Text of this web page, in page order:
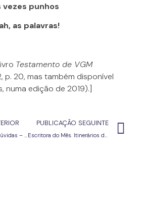
vezes punhos
as palavras!
Testamento de VGM
p. 20, mas também disponível
numa edição de 2019).]
Destaques do Ciberdúvidas – 4.3.25
PUBLICAÇÃO SEGUINTE
Escritora do Mês. Itinerários de Pesquisa – Alice Sampaio